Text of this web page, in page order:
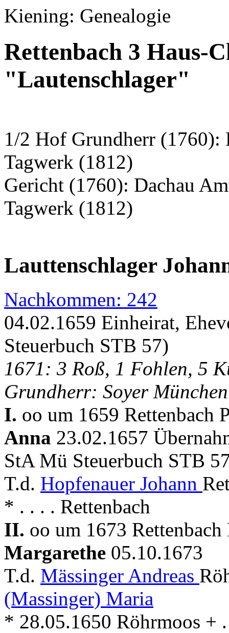
Kiening: Genealogie
Rettenbach 3 Haus-
"Lautenschlager"
1/2 Hof Grundherr
Tagwerk (1812)
Gericht (1760): Dachau
Tagwerk (1812)
Lauttenschlager
Nachkommen: 242
04.02.1659 Einheirat,
Steuerbuch STB 57)
1671: 3 Roß, 1 Fohlen, 5
Grundherr: Soyer München
I. oo um 1659 Rettenbach
Anna 23.02.1657
StA Mü Steuerbuch STB
T.d. Hopfenauer Johann
* . . . . Rettenbach
II. oo um 1673
Margarethe 05.10.1673
T.d. Mässinger Andreas
(Massinger) Maria
* 28.05.1650 Röhrmoos +